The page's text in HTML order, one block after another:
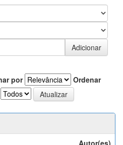
por
Ordenar
Autor(es)